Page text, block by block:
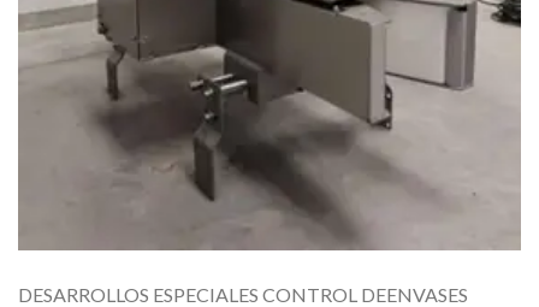
DESARROLLOS ESPECIALES CONTROL DEENVASES